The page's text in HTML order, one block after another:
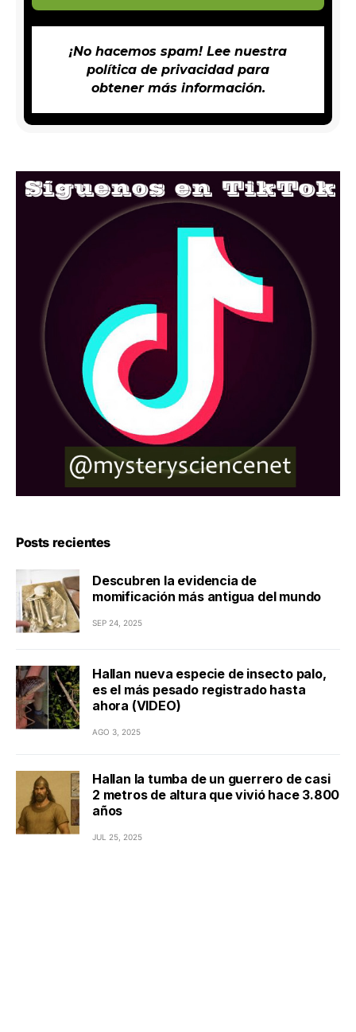
¡No hacemos spam! Lee nuestra
política de privacidadpara
obtener más información.
Posts recientes
Descubren la evidencia de
momificación más antigua del mundo
SEP 24, 2025
Hallan nueva especie de insecto palo,
es el más pesado registrado hasta
ahora (VIDEO)
AGO 3, 2025
Hallan la tumba de un guerrero de casi
2 metros de altura que vivió hace 3.800
años
JUL 25, 2025